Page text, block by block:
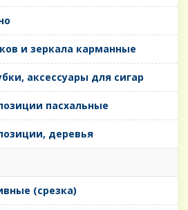
и зеркала карманные
аксессуары для сигар
пасхальные
деревья
(срезка)